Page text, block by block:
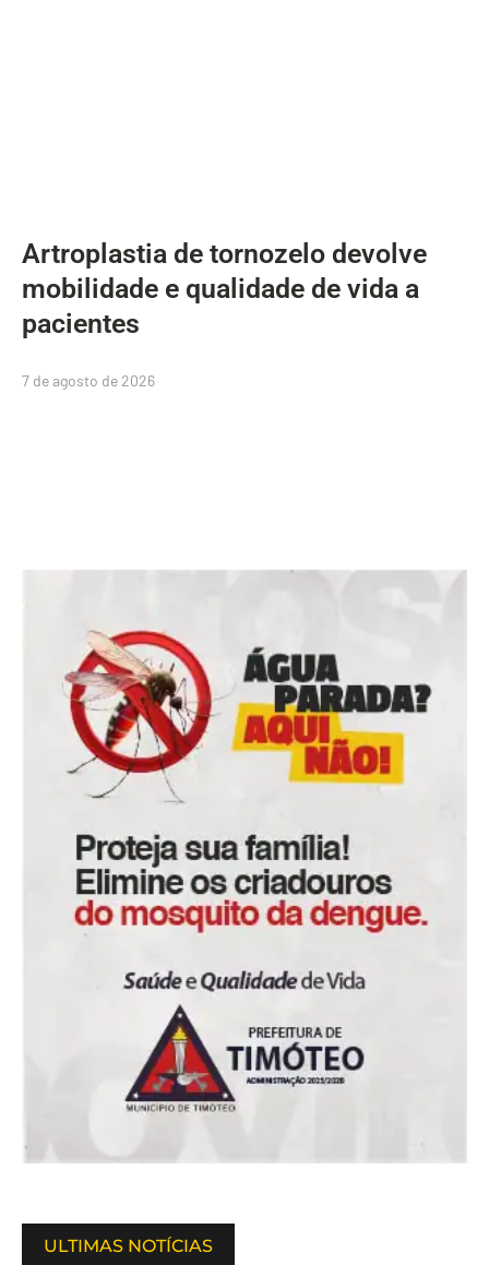
Artroplastia de tornozelo devolve
mobilidade e qualidade de vida a
pacientes
7 de agosto de 2026
ULTIMAS NOTÍCIAS